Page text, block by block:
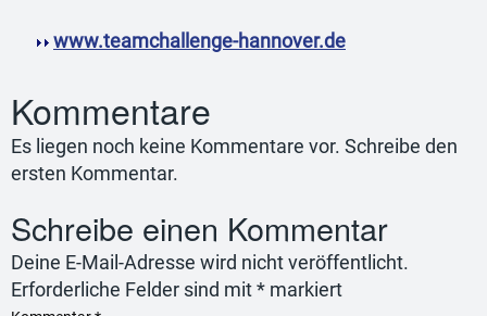
www.teamchallenge-hannover.de
Kommentare
Es liegen noch keine Kommentare vor. Schreibe den
ersten Kommentar.
Schreibe einen Kommentar
Deine E-Mail-Adresse wird nicht veröffentlicht.
Erforderliche Felder sind mit * markiert